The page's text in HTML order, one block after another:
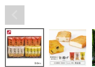
仙臺BLACK
特選詰合せ